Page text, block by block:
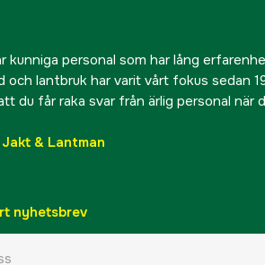
kunniga personal som har lång
och lantbruk har varit vårt fokus sedan
du får raka svar från ärlig personal när
& Lantman
nyhetsbrev